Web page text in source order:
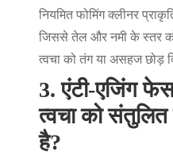
नियमित फोमिंग क्लीनर
जिससे तेल और नमी के स्तर
त्वचा को तंग या असहज छोड़
3. एंटी-एजिंग
त्वचा को
है?